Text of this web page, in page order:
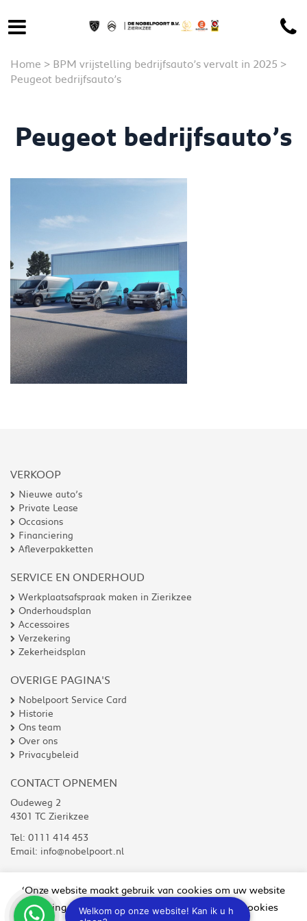
Home > BPM vrijstelling bedrijfsauto’s vervalt in 2025 >
Peugeot bedrijfsauto’s
Peugeot bedrijfsauto’s
VERKOOP
Nieuwe auto’s
Private Lease
Occasions
Financiering
Afleverpakketten
SERVICE EN ONDERHOUD
Werkplaatsafspraak maken in Zierikzee
Onderhoudsplan
Accessoires
Verzekering
Zekerheidsplan
OVERIGE PAGINA'S
Nobelpoort Service Card
Historie
Ons team
Over ons
Privacybeleid
CONTACT OPNEMEN
Oudeweg 2
4301 TC Zierikzee
Tel: 0111 414 453
Email: info@nobelpoort.nl
‘Onze website maakt gebruik van cookies om uw website
ervaring te verbeteren. Wilt u niet alle soorten cookies